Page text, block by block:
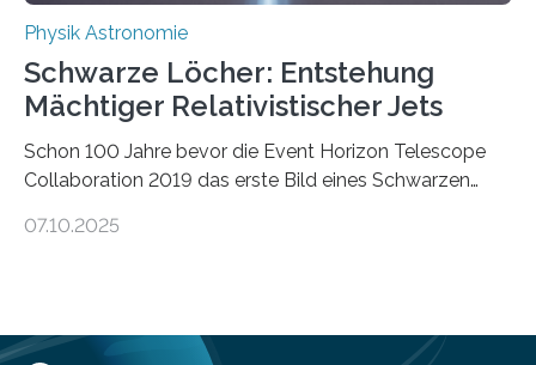
Physik Astronomie
Schwarze Löcher: Entstehung
Mächtiger Relativistischer Jets
Schon 100 Jahre bevor die Event Horizon Telescope
Collaboration 2019 das erste Bild eines Schwarzen
hatte der Astronom Heber Curtis einen seltsamen
werden auch von anderen Schwarzen Löchern
07.10.2025